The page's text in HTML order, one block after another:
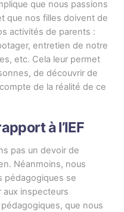
que nous passions
que nos filles doivent de
activités de parents :
entretien de notre
etc. Cela leur permet
de découvrir de
de la réalité de ce
à l’IEF
pas un devoir de
Néanmoins, nous
pédagogiques se
aux inspecteurs
que nous